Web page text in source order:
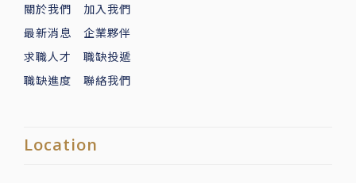
關於我們
加入我們
最新消息 企業夥伴
求職人才
職缺投遞
職缺進度 聯絡我們
Location